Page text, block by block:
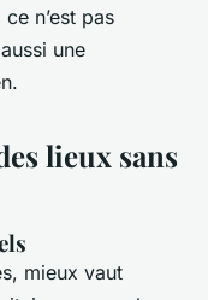
n’est pas
une
lieux sans
mieux vaut